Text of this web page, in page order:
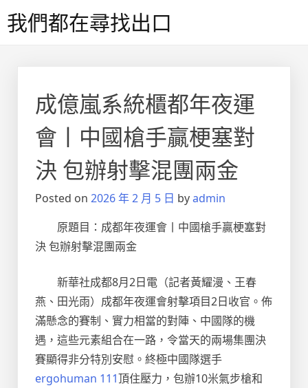
to我們都在尋找出口
成億嵐系統櫃都年夜運
會丨中國槍手贏梗塞對
決 包辦射擊混團兩金
Posted on 2026 年 2 月 5 日 byadmin
原題目：成都年夜運會丨中國槍手贏梗塞對
決 包辦射擊混團兩金
新華社成都8月2日電（記者黃耀漫、王春
燕、田光雨）成都年夜運會射擊項目2日收官。佈
滿懸念的賽制、實力相當的對陣、中國隊的機
遇，這些元素組合在一路，令當天的兩場集團決
賽顯得非分特別安慰。終極中國隊選手
ergohuman 111頂住壓力，包辦10米氣步槍和